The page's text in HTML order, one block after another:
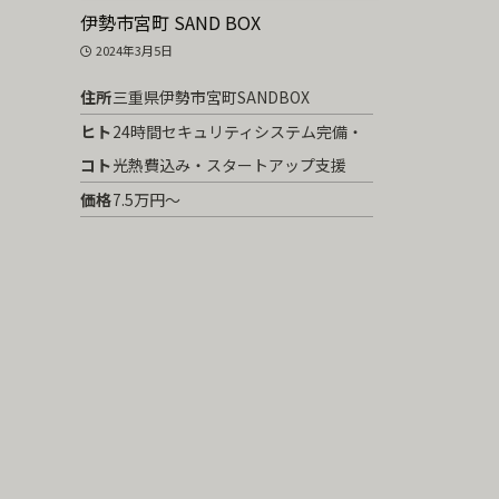
伊勢市宮町 SAND BOX
2024年3月5日
住所三重県伊勢市宮町SANDBOX
ヒト
コト
24時間セキュリティシステム完備・
光熱費込み・スタートアップ支援
価格7.5万円～